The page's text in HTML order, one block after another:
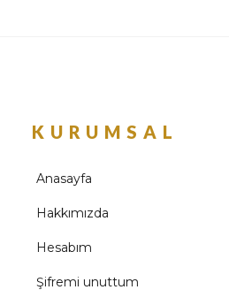
KURUMSAL
Anasayfa
Hakkımızda
Hesabım
Şifremi unuttum